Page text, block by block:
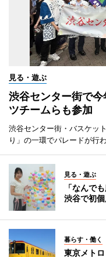
見る・遊ぶ
渋谷センター街で
ツチームらも参加
渋谷センター街・バスケッ
り」の一環でパレードが行わ
見る・遊ぶ
「なんで
渋谷で初
暮らす・働く
東京メト